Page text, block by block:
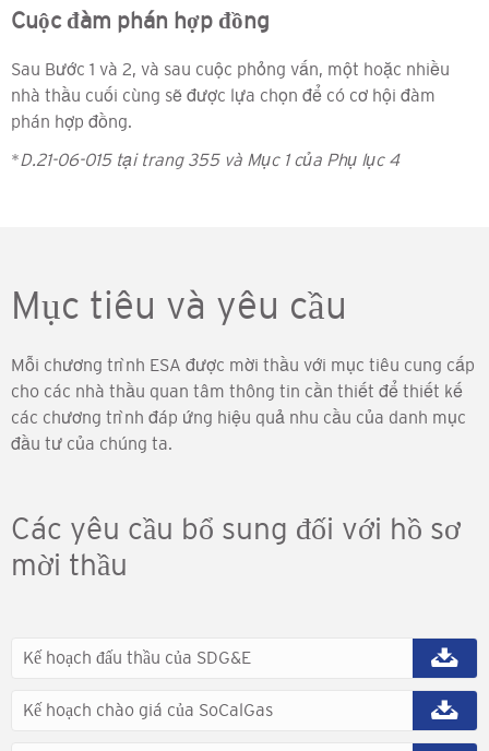
Cuộc đàm phán hợp đồng
Sau Bước 1 và 2, và sau cuộc phỏng vấn, một hoặc nhiều
nhà thầu cuối cùng sẽ được lựa chọn để có cơ hội đàm
phán hợp đồng.
*D.21-06-015 tại trang 355 và Mục 1 của Phụ lục 4
Mục tiêu và yêu cầu
Mỗi chương trình ESA được mời thầu với mục tiêu cung cấp
cho các nhà thầu quan tâm thông tin cần thiết để thiết kế
các chương trình đáp ứng hiệu quả nhu cầu của danh mục
đầu tư của chúng ta.
Các yêu cầu bổ sung đối với hồ sơ
mời thầu
Kế hoạch đấu thầu của SDG&E
Kế hoạch chào giá của SoCalGas